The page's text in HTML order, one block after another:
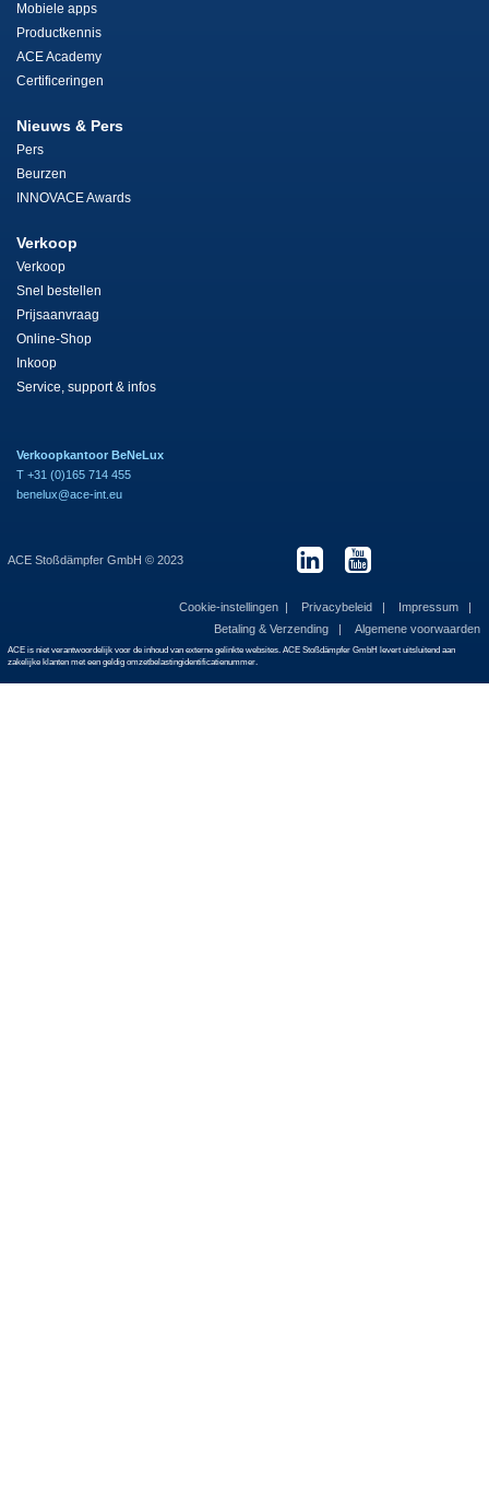
Mobiele apps
Productkennis
ACE Academy
Certificeringen
Nieuws & Pers
Pers
Beurzen
INNOVACE Awards
Verkoop
Verkoop
Snel bestellen
Prijsaanvraag
Online-Shop
Inkoop
Service, support & infos
Verkoopkantoor BeNeLux
T +31 (0)165 714 455
benelux@ace-int.eu
ACE Stoßdämpfer GmbH © 2023
Cookie-instellingen Privacybeleid
Impressum
Betaling & Verzending
Algemene voorwaarden
ACE is niet verantwoordelijk voor de inhoud van externe gelinkte websites. ACE Stoßdämpfer GmbH levert uitsluitend aan
zakelijke klanten met een geldig omzetbelastingidentificatienummer.